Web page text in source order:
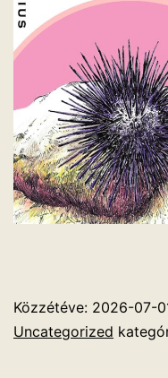
Közzétéve: 2026-07-
Uncategorized